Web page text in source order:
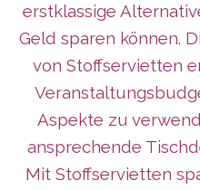
erstklassige
Geld sparen können.
von Stoffservietten
Aspekte zu
ansprechende
Mit Stoffservietten